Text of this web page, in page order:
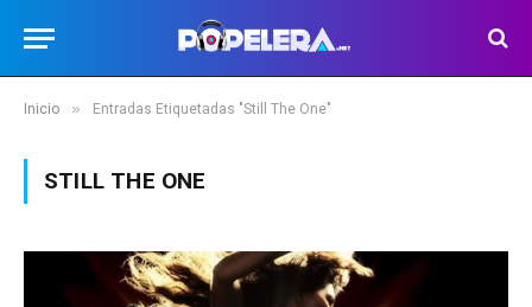
Inicio » Entradas Etiquetadas "Still The One"
STILL THE ONE